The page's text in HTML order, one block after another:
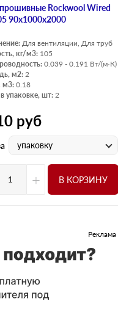
Rockwool Wired
90х1000х2000
Для вентиляции, Для труб
кг/м3: 105
0.039 - 0.191 Вт/(м·К)
м2: 2
м3: 0.18
упаковке, шт: 2
руб
упаковку
+ В КОРЗИНУ
Реклама